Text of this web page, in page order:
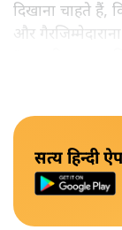
दिखाना चाहते हैं,
और
सत्य हिन्दी